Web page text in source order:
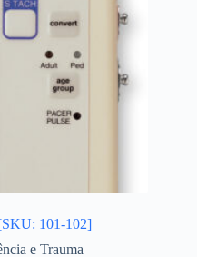
101-102]
e Trauma